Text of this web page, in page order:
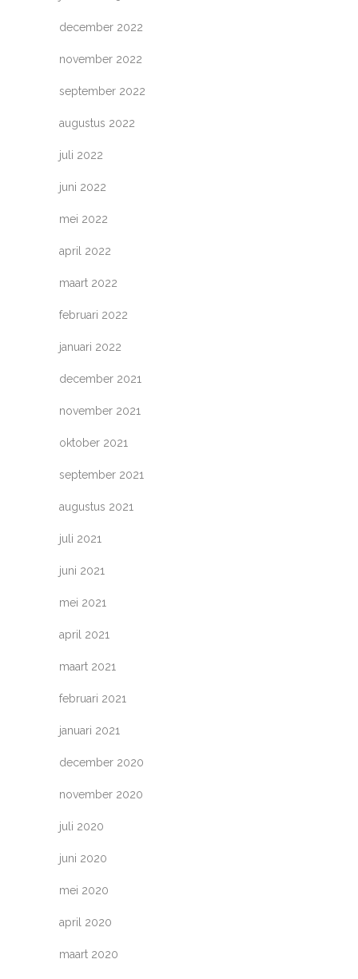
december 2022
november 2022
september 2022
augustus 2022
juli 2022
juni 2022
mei 2022
april 2022
maart 2022
februari 2022
januari 2022
december 2021
november 2021
oktober 2021
september 2021
augustus 2021
juli 2021
juni 2021
mei 2021
april 2021
maart 2021
februari 2021
januari 2021
december 2020
november 2020
juli 2020
juni 2020
mei 2020
april 2020
maart 2020